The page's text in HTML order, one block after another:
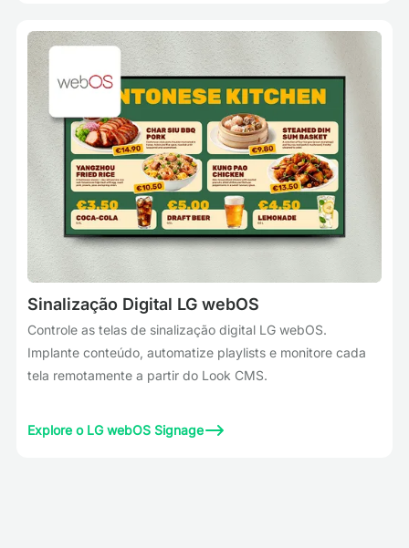
Sinalização Digital LG webOS
Controle as telas de sinalização digital LG webOS.
Implante conteúdo, automatize playlists e monitore cada
tela remotamente a partir do Look CMS.
Explore o LG webOS Signage